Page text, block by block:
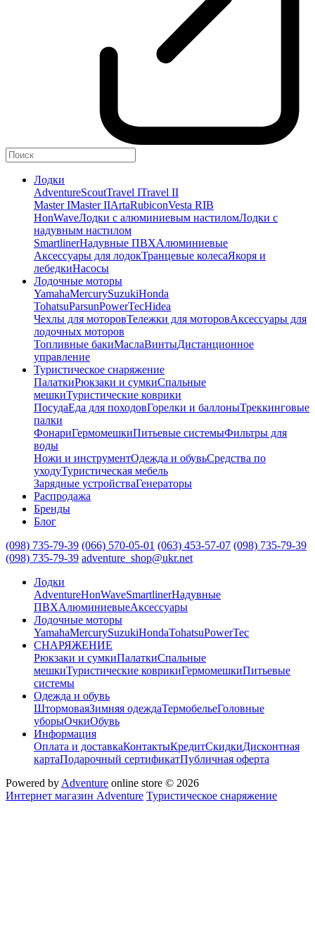
Лодки
AdventureScoutTravel ITravel II
Master IMaster IIArtaRubiconVesta RIB
HonWaveЛодки с алюминиевым настиломЛодки с
надувным настилом
SmartlinerНадувные ПВХАлюминиевые
Аксессуары для лодокТранцевые колесаЯкоря и
лебедкиНасосы
Лодочные моторы
YamahaMercurySuzukiHonda
TohatsuParsunPowerTecHidea
Чехлы для моторовТележки для моторовАксессуары для
лодочных моторов
Топливные бакиМаслаВинтыДистанционное
управление
Туристическое снаряжение
ПалаткиРюкзаки и сумкиСпальные
мешкиТуристические коврики
ПосудаЕда для походовГорелки и баллоныТреккинговые
палки
ФонариГермомешкиПитьевые системыФильтры для
воды
Ножи и инструментОдежда и обувьСредства по
уходуТуристическая мебель
Зарядные устройстваГенераторы
Распродажа
Бренды
Блог
(098) 735-79-39 (066) 570-05-01 (063) 453-57-07 (098) 735-79-39
(098) 735-79-39 adventure_shop@ukr.net
Лодки
AdventureHonWaveSmartlinerНадувные
ПВХАлюминиевыеАксессуары
Лодочные моторы
YamahaMercurySuzukiHondaTohatsuPowerTec
СНАРЯЖЕНИЕ
Рюкзаки и сумкиПалаткиСпальные
мешкиТуристические коврикиГермомешкиПитьевые
системы
Одежда и обувь
ШтормоваяЗимняя одеждаТермобельеГоловные
уборыОчкиОбувь
Информация
Оплата и доставкаКонтактыКредитСкидкиДисконтная
картаПодарочный сертификатПубличная оферта
Powered by Adventure online store © 2026
Интернет магазин Adventure Туристическое снаряжение